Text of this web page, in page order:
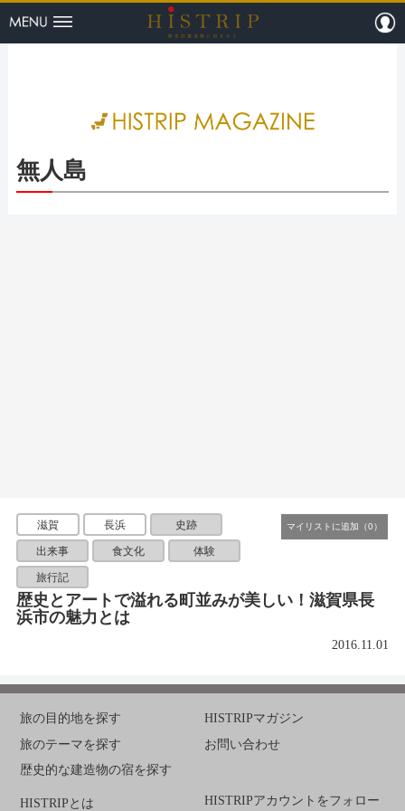
HISTRIP（
無人島
滋賀 長浜 史跡
出来事 食文化 体験
旅行記
歴史とアートで溢れる町並みが美しい！滋賀県長
浜市の魅力とは
2016.11.01
旅の目的地を探す
旅のテーマを探す
歴史的な建造物の宿を探す
HISTRIPマガジン
お問い合わせ
HISTRIPとは HISTRIPアカウントをフォロー